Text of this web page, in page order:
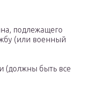
подлежащего
(или военный
(должны быть все